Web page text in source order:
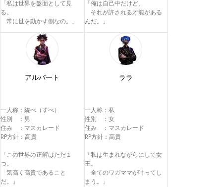
「私は世界を盤面として見
る。
常に世を動かす側なの。」
「俺は自己中だけど、
それが許される才能がある
んだ。」
アルバート
一人称：統べ（すべ）
性別　：男
住み　：マスカレード
RP方針：高貴
「この世界の正解はただ１
つ。
気高く高貴であること
だ。」
ララ
一人称：私
性別　：女
住み　：マスカレード
RP方針：高貴
「私は生まれながらにして女
王。
全てのワガママが叶ってし
まう。」